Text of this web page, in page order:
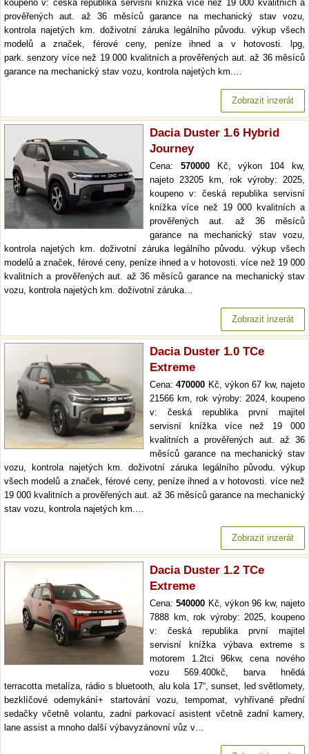
koupeno v: česká republika servisní knížka více než 19 000 kvalitních a
prověřených aut. až 36 měsíců garance na mechanický stav vozu,
kontrola najetých km. doživotní záruka legálního původu. výkup všech
modelů a značek, férové ceny, peníze ihned a v hotovosti. lpg,
park. senzory více než 19 000 kvalitních a prověřených aut. až 36 měsíců
garance na mechanický stav vozu, kontrola najetých km.…
Zobrazit inzerát
Dacia Duster 1.6 Hybrid
Journey
Cena: 570000Kč, výkon 104 kw,
najeto 23205 km, rok výroby: 2025,
koupeno v: česká republika servisní
knížka více než 19 000 kvalitních a
prověřených aut. až 36 měsíců
garance na mechanický stav vozu,
kontrola najetých km. doživotní záruka legálního původu. výkup všech
modelů a značek, férové ceny, peníze ihned a v hotovosti. více než 19 000
kvalitních a prověřených aut. až 36 měsíců garance na mechanický stav
vozu, kontrola najetých km. doživotní záruka…
Zobrazit inzerát
Dacia Duster 1.0 TCe
Extreme
Cena:470000 Kč, výkon 67 kw, najeto
21566 km, rok výroby: 2024, koupeno
v: česká republika první majitel
servisní knížka více než 19 000
kvalitních a prověřených aut. až 36
měsíců garance na mechanický stav
vozu, kontrola najetých km. doživotní záruka legálního původu. výkup
všech modelů a značek, férové ceny, peníze ihned a v hotovosti. více než
19 000 kvalitních a prověřených aut. až 36 měsíců garance na mechanický
stav vozu, kontrola najetých km.…
Zobrazit inzerát
Dacia Duster 1.2 TCe
Extreme
Cena:540000 Kč, výkon 96 kw, najeto
7888 km, rok výroby: 2025, koupeno
v: česká republika první majitel
servisní knížka výbava extreme s
motorem 1.2tci 96kw, cena nového
vozu 569.400kč, barva hnědá
terracotta metalíza, rádio s bluetooth, alu kola 17“, sunset, led světlomety,
bezklíčové odemykání+ startování vozu, tempomat, vyhřívané přední
sedačky včetně volantu, zadní parkovací asistent včetně zadní kamery,
lane assist a mnoho další výbavyzánovní vůz v…